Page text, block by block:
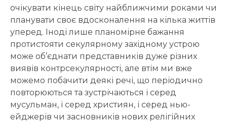
очікувати кінець світу найближчими роками чи
планувати своє вдосконалення на кілька життів
уперед. Іноді лише планомірне бажання
протистояти секулярному західному устрою
може об’єднати представників дуже різних
виявів контрсекулярності, але втім ми вже
можемо побачити деякі речі, що періодично
повторюються та зустрічаються і серед
мусульман, і серед християн, і серед нью-
ейджерів чи засновників нових релігійних